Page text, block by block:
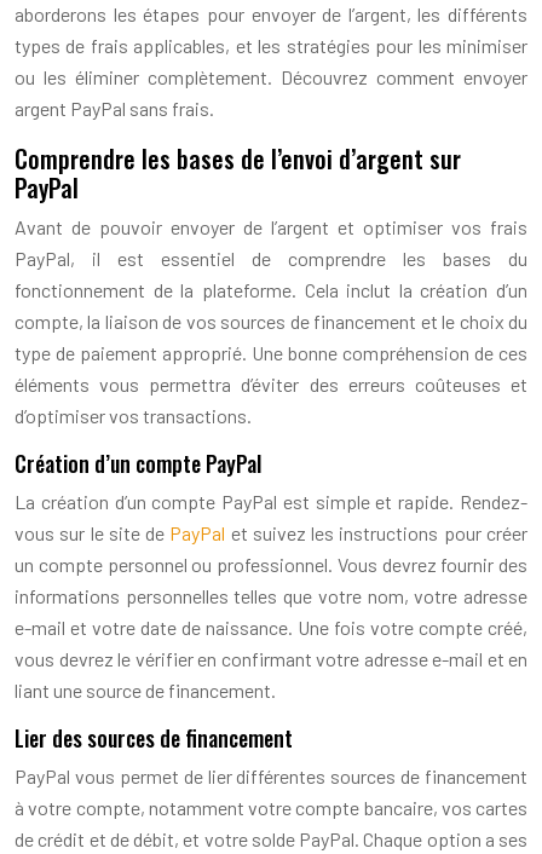
aborderons les étapes pour envoyer de l’argent, les différents
types de frais applicables, et les stratégies pour les minimiser
ou les éliminer complètement. Découvrez comment envoyer
argent PayPal sans frais.
Comprendre les bases de l’envoi d’argent sur
PayPal
Avant de pouvoir envoyer de l’argent et optimiser vos frais
PayPal, il est essentiel de comprendre les bases du
fonctionnement de la plateforme. Cela inclut la création d’un
compte, la liaison de vos sources de financement et le choix du
type de paiement approprié. Une bonne compréhension de ces
éléments vous permettra d’éviter des erreurs coûteuses et
d’optimiser vos transactions.
Création d’un compte PayPal
La création d’un compte PayPal est simple et rapide. Rendez-
vous sur le site de PayPal et suivez les instructions pour créer
un compte personnel ou professionnel. Vous devrez fournir des
informations personnelles telles que votre nom, votre adresse
e-mail et votre date de naissance. Une fois votre compte créé,
vous devrez le vérifier en confirmant votre adresse e-mail et en
liant une source de financement.
Lier des sources de financement
PayPal vous permet de lier différentes sources de financement
à votre compte, notamment votre compte bancaire, vos cartes
de crédit et de débit, et votre solde PayPal. Chaque option a ses